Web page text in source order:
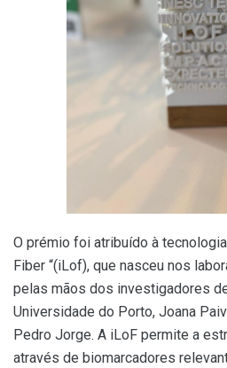
O prémio foi atribuído à
Fiber “(iLof), que nasceu nos
pelas mãos dos investigadores
Universidade do Porto, Joana
Pedro Jorge. A iLoF permite a
através de biomarcadores